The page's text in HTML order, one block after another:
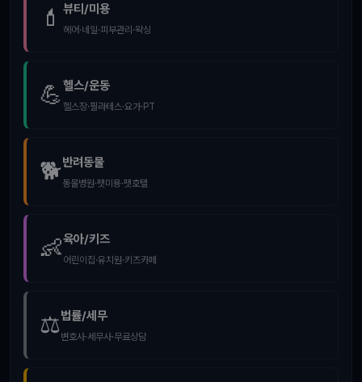
💄 뷰티/미용
헤어·네일·피부관리·왁싱
💪 헬스/운동
헬스장·필라테스·요가·PT
🐕반려동물
동물병원·펫미용·펫호텔
👶육아/키즈
어린이집·유치원·키즈카페
⚖️법률/세무
변호사·세무사·무료상담